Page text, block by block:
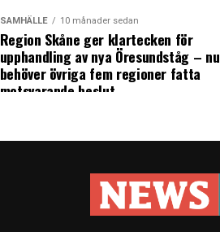
SAMHÄLLE 10 månader sedan
Region Skåne ger klartecken för
upphandling av nya Öresundståg – nu
behöver övriga fem regioner fatta
motsvarande beslut